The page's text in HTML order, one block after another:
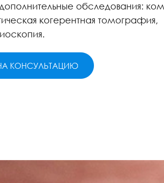
обследования:
когерентная томография,
КОНСУЛЬТАЦИЮ